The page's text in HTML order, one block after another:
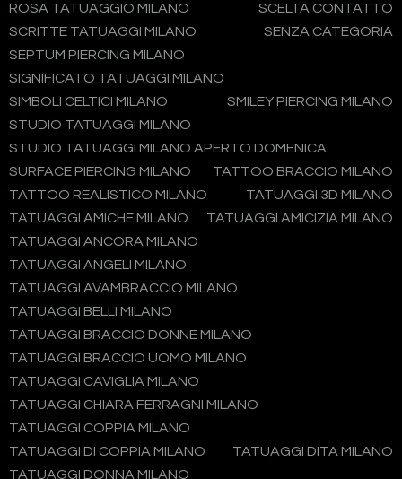
ROSA TATUAGGIO MILANO
SCELTA CONTATTO
SCRITTE TATUAGGI MILANO
SENZA CATEGORIA
SEPTUM PIERCING MILANO
SIGNIFICATO TATUAGGI MILANO
SIMBOLI CELTICI MILANO
SMILEY PIERCING MILANO
STUDIO TATUAGGI MILANO
STUDIO TATUAGGI MILANO APERTO DOMENICA
SURFACE PIERCING MILANO
TATTOO BRACCIO MILANO
TATTOO REALISTICO MILANO
TATUAGGI 3D MILANO
TATUAGGI AMICHE MILANO
TATUAGGI AMICIZIA MILANO
TATUAGGI ANCORA MILANO
TATUAGGI ANGELI MILANO
TATUAGGI AVAMBRACCIO MILANO
TATUAGGI BELLI MILANO
TATUAGGI BRACCIO DONNE MILANO
TATUAGGI BRACCIO UOMO MILANO
TATUAGGI CAVIGLIA MILANO
TATUAGGI CHIARA FERRAGNI MILANO
TATUAGGI COPPIA MILANO
TATUAGGI DI COPPIA MILANO
TATUAGGI DITA MILANO
TATUAGGI DONNA MILANO